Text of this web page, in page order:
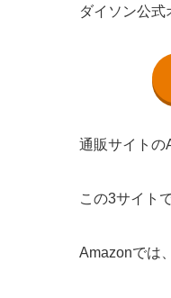
ダイソン公式
通販サイトの
この3サイト
Amazonでは